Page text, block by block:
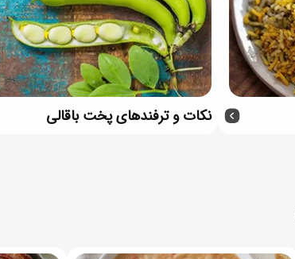
نکات و ترفندهای پخت باقالی